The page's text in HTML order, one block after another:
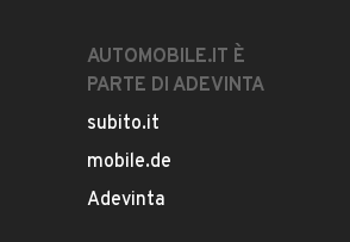
AUTOMOBILE.IT È
PARTE DI ADEVINTA
subito.it
mobile.de
Adevinta